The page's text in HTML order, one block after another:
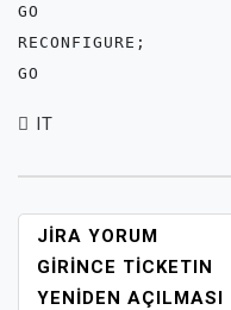
GO
RECONFIGURE;
GO
IT
YAZI
GEZINMESI
JIRA YORUM
GIRINCE TICKETIN
YENIDEN AÇILMASI